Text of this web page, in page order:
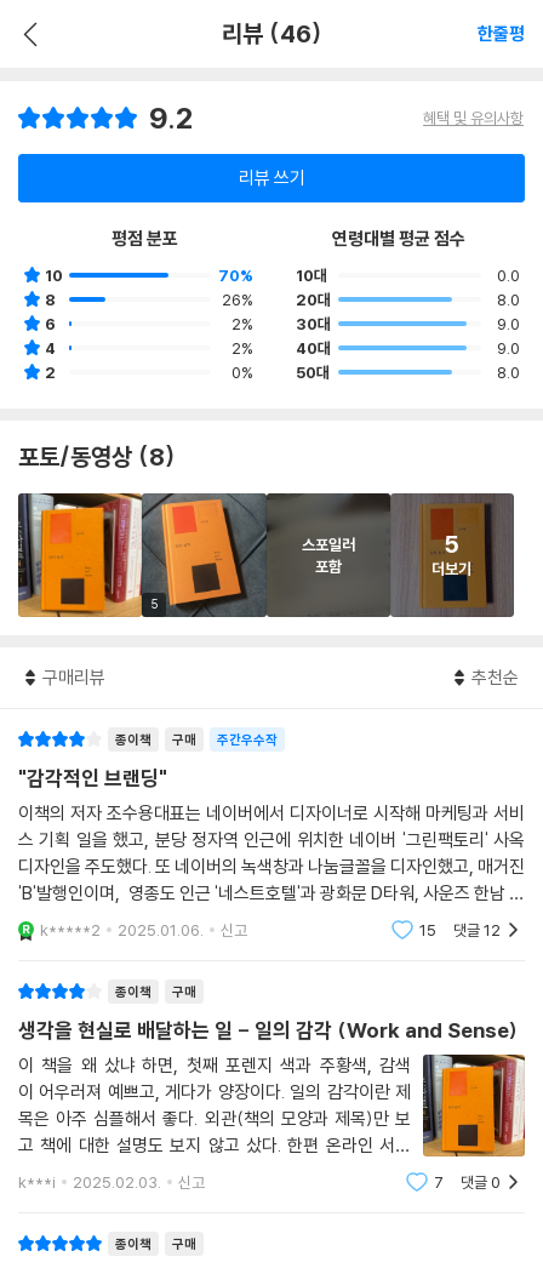
리뷰 (46) 한줄평
9.2 혜택 및 유의사항
리뷰 쓰기
평점 분포
10
70%
8
26%
6
2%
4
2%
2
0%
연령대별 평균 점수
10대
0.0
20대
8.0
30대
9.0
40대
9.0
50대
8.0
포토/동영상 (8)
5
스포일러
포함
5
더보기
구매리뷰 추천순
종이책 구매 주간우수작
"감각적인 브랜딩"
이책의 저자 조수용대표는 네이버에서 디자이너로 시작해 마케팅과 서비
스 기획 일을 했고, 분당 정자역 인근에 위치한 네이버 '그린팩토리' 사옥
디자인을 주도했다. 또 네이버의 녹색창과 나눔글꼴을 디자인했고, 매거진
'B'발행인이며, 영종도 인근 '네스트호텔'과 광화문 D타워, 사운즈 한남 등
을 디자인했다. 몇 년간 카카오의 공동대표를 역임하기도 한 웹디자이너며
건축가이자
k*****2 2025.01.06. 신고 15 댓글12
종이책 구매
생각을 현실로 배달하는 일 - 일의 감각 (Work and Sense)
이 책을 왜 샀냐 하면, 첫째 포렌지 색과 주황색, 감색
이 어우러져 예쁘고, 게다가 양장이다. 일의 감각이란 제
목은 아주 심플해서 좋다. 외관(책의 모양과 제목)만 보
고 책에 대한 설명도 보지 않고 샀다. 한편 온라인 서점
에 포인트가 넉넉하게 있다는 잔고의 여유도 한 몫했다
k***i 2025.02.03. 신고 7 댓글0
종이책 구매